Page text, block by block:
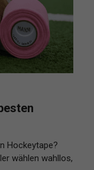
Hockeytape?
wählen wahllos,